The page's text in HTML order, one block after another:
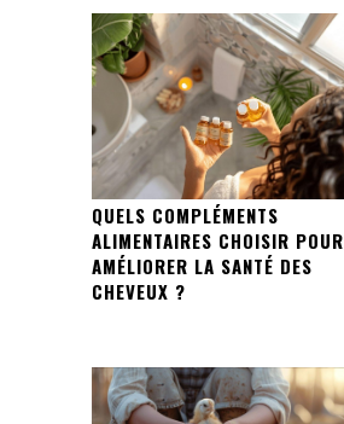
QUELS COMPLÉMENTS
ALIMENTAIRES CHOISIR POUR
AMÉLIORER LA SANTÉ DES
CHEVEUX ?